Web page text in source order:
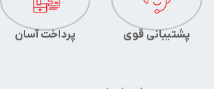
پرداخت آسان پشتیبانی قوی